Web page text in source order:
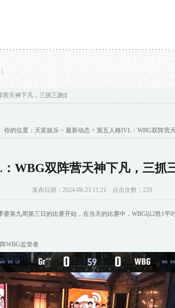
|
跑拿下胜利！... 中国黄金为何不自己保存, 反而要放在美国呢?
你的位置： 天富娱乐 >最新动态 > 第五人格IVL：WBG双阵营
WBG双阵营天神下凡，三抓
发布日期：2024-08-23 11:21 点击次数：229
赛第九周第三日的比赛开始，在当天的比赛中，WBG以2胜1平
WBG监管者